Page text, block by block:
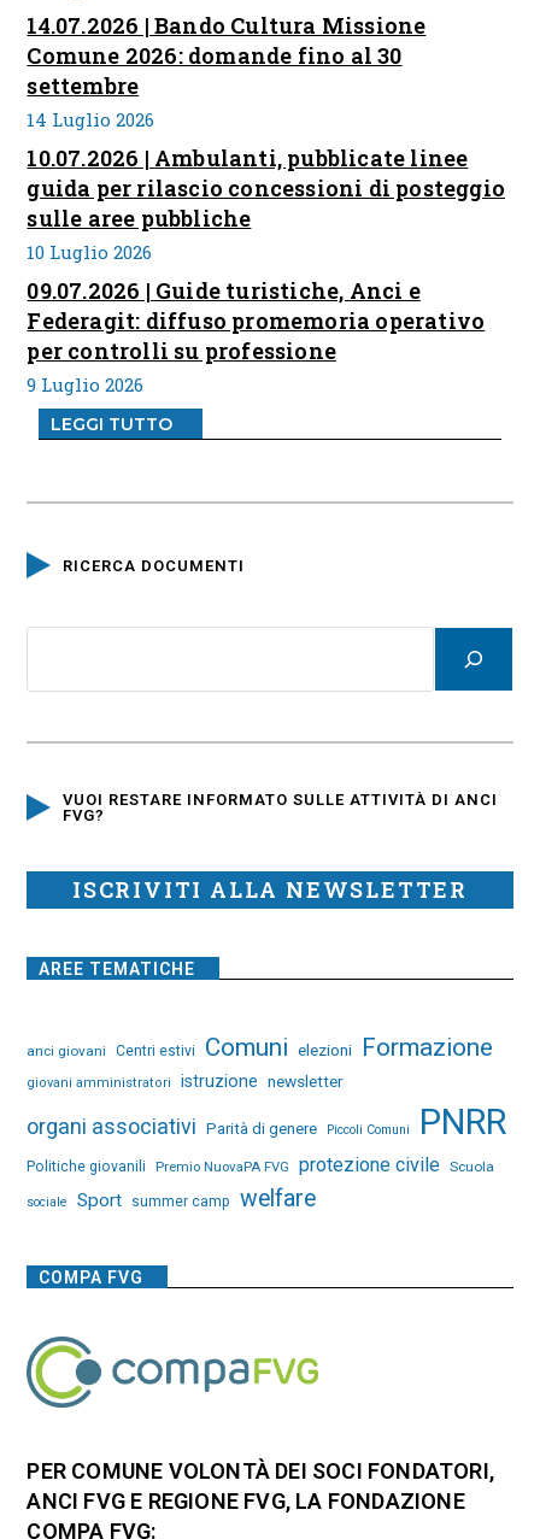
14.07.2026 | Bando Cultura Missione
Comune 2026: domande fino al 30
settembre
14 Luglio 2026
10.07.2026 | Ambulanti, pubblicate linee
guida per rilascio concessioni di posteggio
sulle aree pubbliche
10 Luglio 2026
09.07.2026 | Guide turistiche, Anci e
Federagit: diffuso promemoria operativo
per controlli su professione
9 Luglio 2026
LEGGI TUTTO
RICERCA DOCUMENTI
VUOI RESTARE INFORMATO SULLE ATTIVITÀ DI ANCI
FVG?
ISCRIVITI ALLA NEWSLETTER
AREE TEMATICHE
anci giovani Centri estivi Comuni elezioni Formazione
giovani amministratori istruzione newsletter
organi associativi Parità di genere Piccoli Comuni PNRR
Politiche giovanili Premio NuovaPA FVG protezione civile Scuola
sociale Sport summer camp welfare
COMPA FVG
PER COMUNE VOLONTÀ DEI SOCI FONDATORI,
ANCI FVG E REGIONE FVG, LA FONDAZIONE
COMPA FVG: